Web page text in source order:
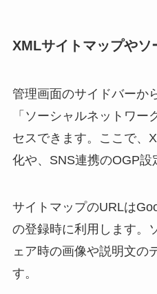
XMLサイトマップやソ
管理画面のサイドバーか
「ソーシャルネットワー
セスできます。ここで、
化や、SNS連携のOGP設
サイトマップのURLは
の登録時に利用します。
ェア時の画像や説明文の
す。